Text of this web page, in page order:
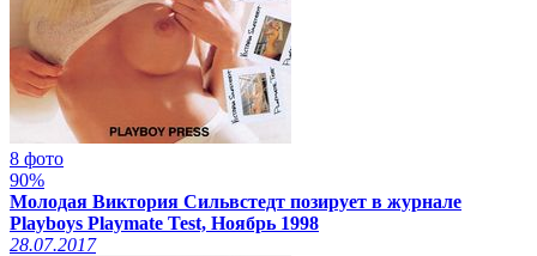
8 фото
90%
Молодая Виктория Сильвстедт позирует в журнале
Playboys Playmate Test, Ноябрь 1998
28.07.2017